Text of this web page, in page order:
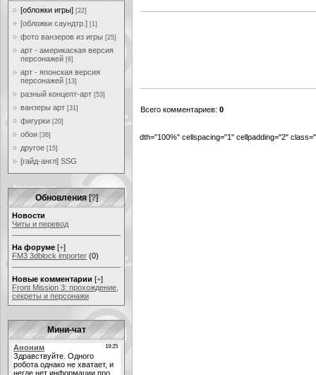
[обложки игры] [22]
[обложки саундтр.] [1]
фото ванзеров из игры [25]
арт - америкаская версия
персонажей [6]
арт - японская версия
персонажей [13]
разный концепт-арт [53]
ванзеры арт [31]
фигурки [20]
обои [36]
другое [15]
[гайд-англ] SSG
Обновления [?]
Новости
Читы и перевод
На форуме [+]
FM3 3dblock importer (0)
Новые комментарии [+]
Front Mission 3: прохождение,
секреты и персонажи
Мини-чат
Всего комментариев: 0
dth="100%" cellspacing="1" cellpadding="2"